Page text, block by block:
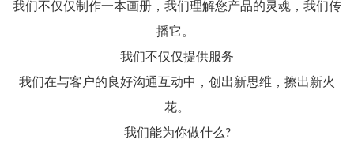
我们不仅仅制作一本画册，我们理解您产品的灵魂，我们传
播它。
我们不仅仅提供服务
我们在与客户的良好沟通互动中，创出新思维，擦出新火
花。
我们能为你做什么?